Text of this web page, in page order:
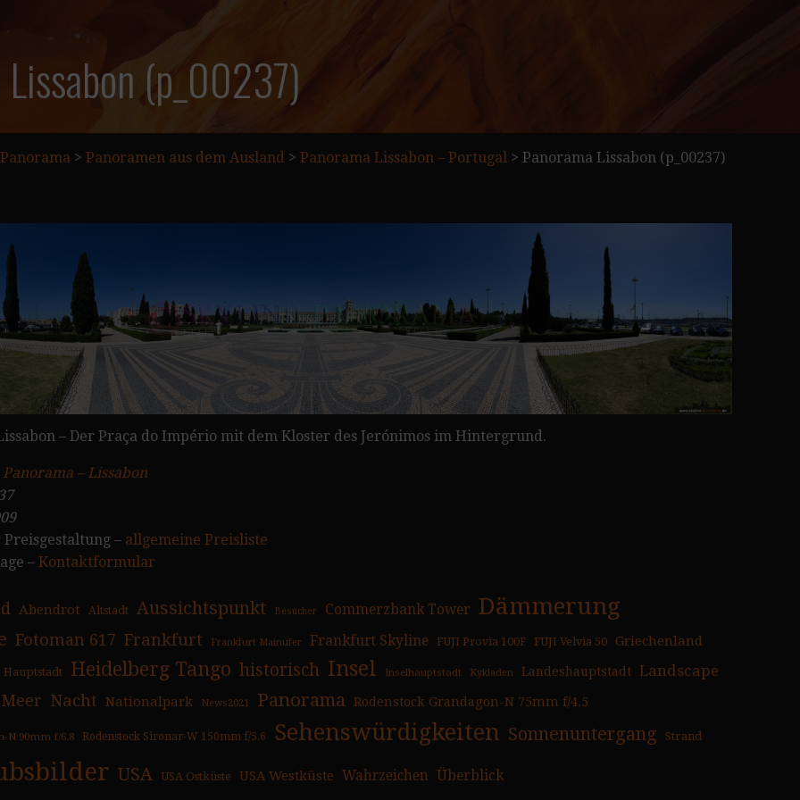
Lissabon (p_00237)
Panorama > Panoramen aus dem Ausland > Panorama Lissabon – Portugal > Panorama Lissabon (p_00237)
– Der Praça do Império mit dem Kloster des Jerónimos im Hintergrund.
Panorama – Lissabon
– allgemeine Preisliste
– Kontaktformular
Abendrot Altstadt Aussichtspunkt Besucher Commerzbank Tower Dämmerung
Fotoman 617 Frankfurt Frankfurt Mainufer Frankfurt Skyline FUJI Provia 100F FUJI Velvia 50
Griechenland
Hauptstadt Heidelberg Tango historisch Insel Inselhauptstadt Kykladen Landeshauptstadt Landscape
Meer Nacht Nationalpark News2021 Panorama Rodenstock Grandagon-N 75mm f/4.5
N 90mm f/6.8 Rodenstock Sironar-W 150mm f/5.6 Sehenswürdigkeiten Sonnenuntergang Strand
USA USA Ostküste USA Westküste Wahrzeichen Überblick